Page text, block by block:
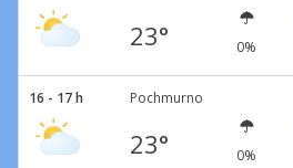
23° 0%
16 - 17 h Pochmurno
23° 0%